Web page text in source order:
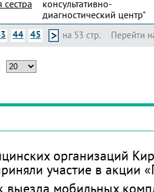
консультативно-
диагностический центр"
Перейти
44 45 на 53 стр.
организаций
участие в акции
выезда мобильных